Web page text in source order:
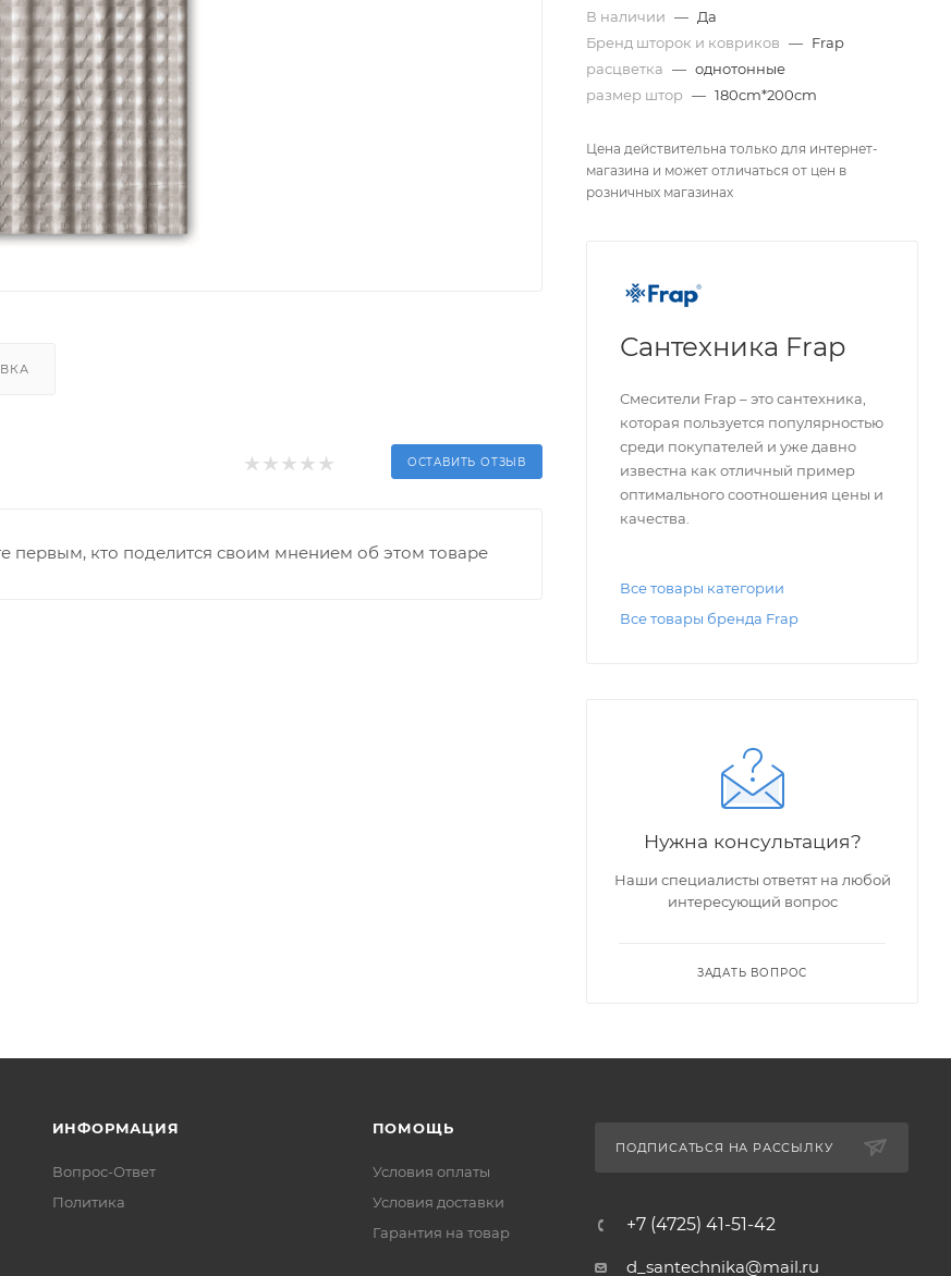
ОСТАВИТЬ ОТЗЫВ
первым, кто поделится своим мнением об этом товаре
В наличии — Да
Бренд шторок и ковриков — Frap
расцветка — однотонные
размер штор — 180cm*200cm
Цена действительна только для интернет-
магазина и может отличаться от цен в
розничных магазинах
Сантехника Frap
Смесители Frap – это сантехника,
которая пользуется популярностью
среди покупателей и уже давно
известна как отличный пример
оптимального соотношения цены и
качества.
Все товары категории
Все товары бренда Frap
Нужна консультация?
Наши специалисты ответят на любой
интересующий вопрос
ЗАДАТЬ ВОПРОС
ИНФОРМАЦИЯ
Вопрос-Ответ
Политика
ПОМОЩЬ
Условия оплаты
Условия доставки
Гарантия на товар
ПОДПИСАТЬСЯ НА РАССЫЛКУ
+7 (4725) 41-51-42
d_santechnika@mail.ru